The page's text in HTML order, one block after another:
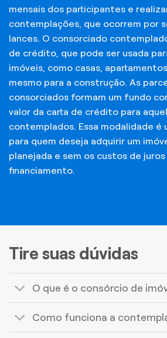
mensais dos participantes e
contemplações, que ocorrem por
lances. O consorciado
de crédito, que pode ser usada
imóveis, como casas,
mesmo para a construção. As
consorciados formam um fundo
valor da carta de crédito para
contemplados. Essa modalidade é
para quem deseja adquirir um
planejada e sem os custos de
financiamento.
Tire suas dúvidas
O que é o consórcio de
Como funciona a